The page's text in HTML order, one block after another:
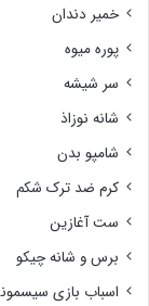
خمیر دندان
پوره میوه
سر شیشه
شانه نوزاذ
شامپو بدن
کرم ضد ترک شکم
ست آغازین
برس و شانه چیکو
اسباب بازی